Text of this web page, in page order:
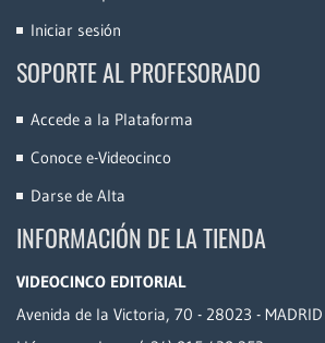
Iniciar sesión
SOPORTE AL PROFESORADO
Accede a la Plataforma
Conoce e-Videocinco
Darse de Alta
INFORMACIÓN DE LA TIENDA
VIDEOCINCO EDITORIAL
Avenida de la Victoria, 70 - 28023 - MADRID